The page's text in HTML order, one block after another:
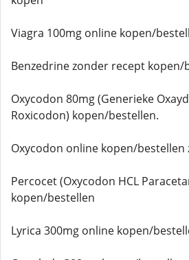
Viagra 100mg online kopen/
Benzedrine zonder recept kopen/
Oxycodon 80mg (Generieke
Roxicodon) kopen/bestellen.
Oxycodon online kopen/
Percocet (Oxycodon HCL
kopen/bestellen
Lyrica 300mg online kopen/